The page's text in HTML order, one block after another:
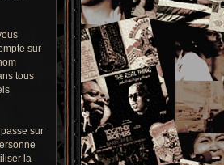
sur
tous
sur
la